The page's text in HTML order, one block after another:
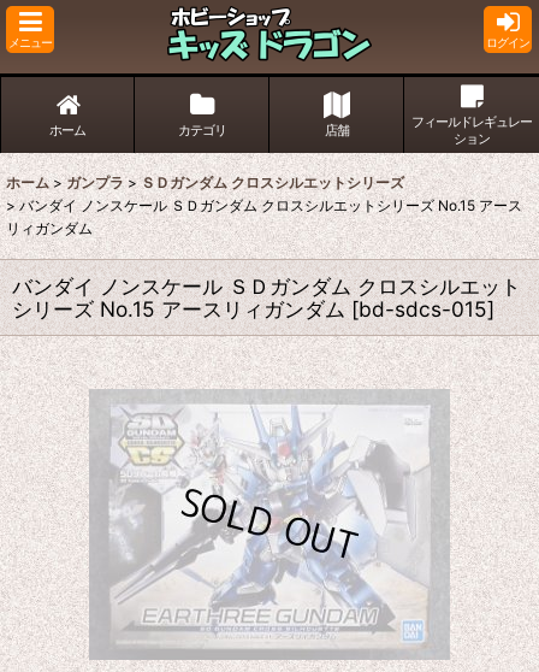
メニュー ログイン
ホーム カテゴリ 店舗
フィールドレギュレー
ション
ホーム > ガンプラ > ＳＤガンダム クロスシルエットシリーズ
> バンダイ ノンスケール ＳＤガンダム クロスシルエットシリーズ No.15 アース
リィガンダム
バンダイ ノンスケール ＳＤガンダム クロスシルエット
シリーズ No.15 アースリィガンダム [bd-sdcs-015]